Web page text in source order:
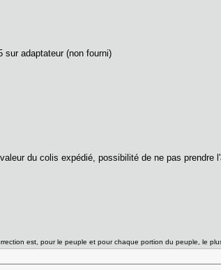
sur adaptateur (non fourni)
du colis expédié, possibilité de ne pas
est, pour le peuple et pour chaque portion du peuple, le